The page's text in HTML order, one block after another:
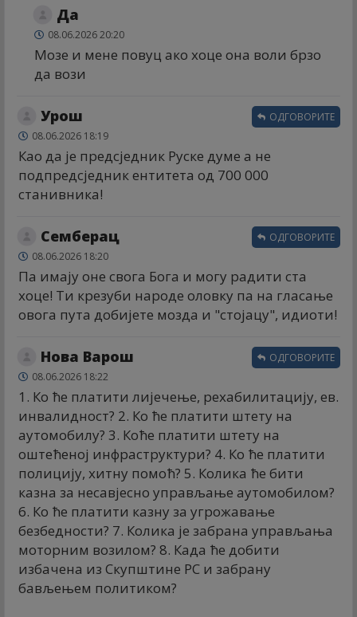
Да
08.06.2026 20:20
Мозе и мене повуц ако хоце она воли брзо
да вози
Урош
08.06.2026 18:19
Као да је предсједник Руске думе а не
подпредсједник ентитета од 700 000
станивника!
ОДГОВОРИТЕ
Семберац
08.06.2026 18:20
Па имају оне свога Бога и могу радити ста
хоце! Ти крезуби народе оловку па на гласање
овога пута добијете мозда и "стојацу", идиоти!
ОДГОВОРИТЕ
Нова Варош
08.06.2026 18:22
1. Ко ће платити лијечење, рехабилитацију, ев.
инвалидност? 2. Ко ће платити штету на
аутомобилу? 3. Коће платити штету на
оштећеној инфраструктури? 4. Ко ће платити
полицију, хитну помоћ? 5. Колика ће бити
казна за несавјесно управљање аутомобилом?
6. Ко ће платити казну за угрожавање
безбедности? 7. Колика је забрана управљања
моторним возилом? 8. Када ће добити
избачена из Скупштине РС и забрану
бављењем политиком?
ОДГОВОРИТЕ